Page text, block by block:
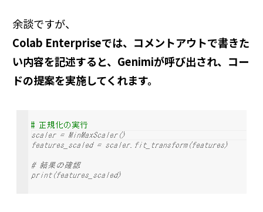
余談ですが、
Colab Enterpriseでは、コメントアウトで書きた
い内容を記述すると、Genimiが呼び出され、コー
ドの提案を実施してくれます。